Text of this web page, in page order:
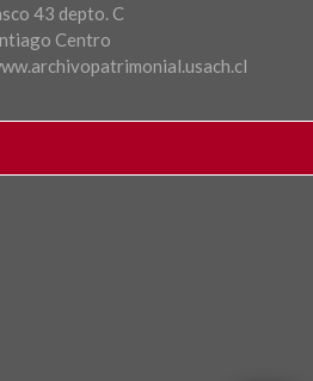
43 depto. C
Centro